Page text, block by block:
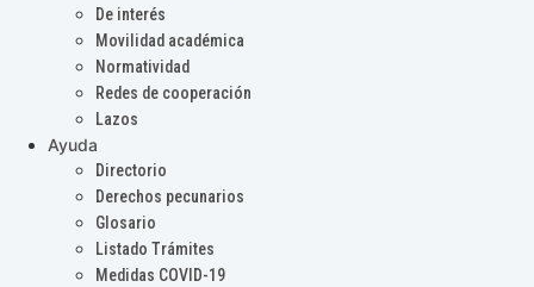
De interés
Movilidad académica
Normatividad
Redes de cooperación
Lazos
Ayuda
Directorio
Derechos pecunarios
Glosario
Listado Trámites
Medidas COVID-19